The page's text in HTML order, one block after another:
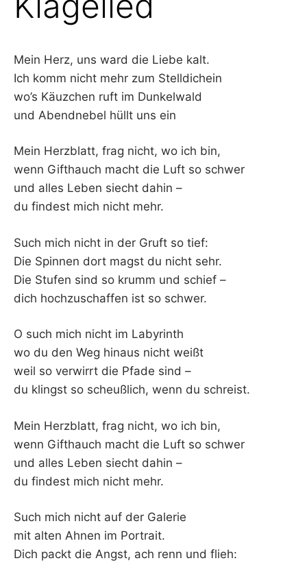
F
I
K
O
L
Mein Herz, uns ward die Liebe kalt.
Ich komm nicht mehr zum Stelldichein
wo’s Käuzchen ruft im Dunkelwald
und Abendnebel hüllt uns ein
Mein Herzblatt, frag nicht, wo ich bin,
wenn Gifthauch macht die Luft so schwer
und alles Leben siecht dahin –
du findest mich nicht mehr.
Such mich nicht in der Gruft so tief:
Die Spinnen dort magst du nicht sehr.
Die Stufen sind so krumm und schief –
dich hochzuschaffen ist so schwer.
O such mich nicht im Labyrinth
wo du den Weg hinaus nicht weißt
weil so verwirrt die Pfade sind –
du klingst so scheußlich, wenn du schreist.
Mein Herzblatt, frag nicht, wo ich bin,
wenn Gifthauch macht die Luft so schwer
und alles Leben siecht dahin –
du findest mich nicht mehr.
Such mich nicht auf der Galerie
mit alten Ahnen im Portrait.
Dich packt die Angst, ach renn und flieh: